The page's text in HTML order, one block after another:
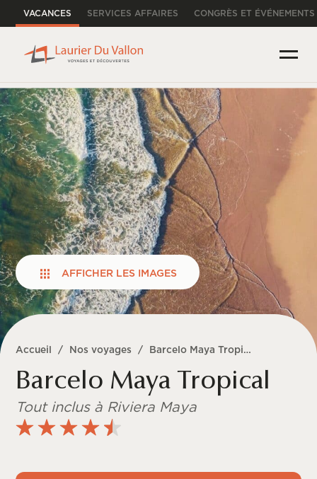
VACANCES SERVICES AFFAIRES CONGRÈS ET ÉVÉNEMENTS
AFFICHER LES IMAGES
Accueil / Nos voyages / Barcelo Maya Tropical
Barcelo Maya Tropical
Tout inclus à Riviera Maya